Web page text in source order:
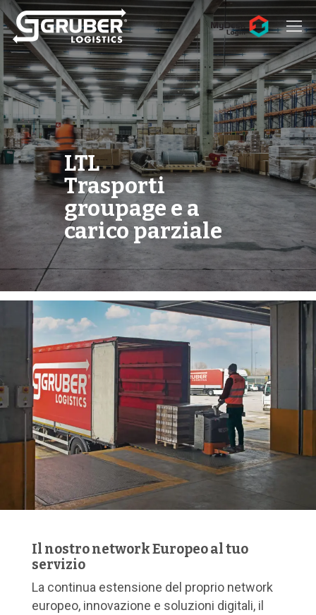
Hit enter to search or ESC to close
LTL
Trasporti
groupage e a
carico parziale
Il nostro network Europeo al tuo
servizio
La continua estensione del proprio network
europeo, innovazione e soluzioni digitali, il